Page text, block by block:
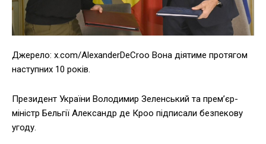
Джерело: x.com/AlexanderDeCroo Вона діятиме протягом
наступних 10 років.
Президент України Володимир Зеленський та премʼєр-
міністр Бельгії Александр де Кроо підписали безпекову
угоду.